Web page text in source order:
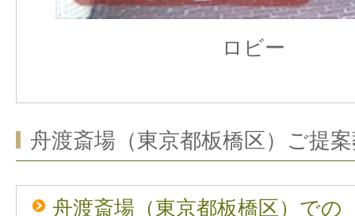
ロビー
舟渡斎場（東京都板橋区）ご提
舟渡斎場（東京都板橋区）で